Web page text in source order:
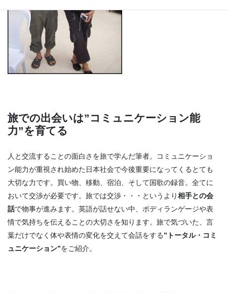
旅での出会いは”コミュニケーション能
力”を育てる
人と交流することの面白さを旅で学んだ筆者。コミュニケーショ
ン能力が重視され始めた日本社会で今後重要になってくるとても
大切な力です。買い物、移動、宿泊、そして国歌の録音。全てに
おいて交渉が必要です。旅では交渉・・・というより相手との会
話で物事が進みます。英語が話せない中、ボディランゲージや表
情で気持ちを伝えることの大切さを知ります。旅で気づいた、言
葉だけでなく体や表情の変化を交えて会話をする”トータル・コミ
ュニケーション”をご紹介。